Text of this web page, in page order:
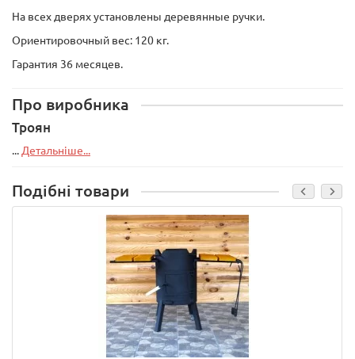
На всех дверях установлены деревянные ручки.
Ориентировочный вес: 120 кг.
Гарантия 36 месяцев.
Про виробника
Троян
... Детальніше...
Подібні товари